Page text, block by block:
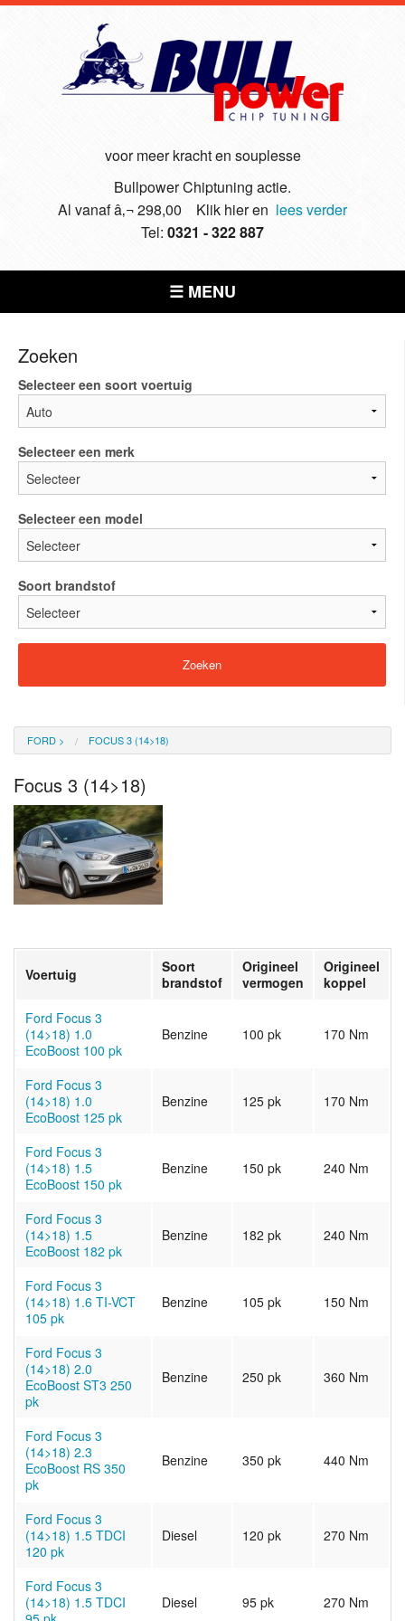
voor meer kracht en souplesse
Bullpower Chiptuning actie.
Al vanaf â‚¬ 298,00 Klik hier en lees verder
Tel: 0321 - 322 887
☰ MENU
Zoeken
Selecteer een soort voertuig
Selecteer een merk
Selecteer een model
Soort brandstof
FORD > FOCUS 3 (14>18)
Focus 3 (14>18)
Voertuig
Soort
brandstof
Origineel
vermogen
Origineel
koppel
Ford Focus 3
(14>18) 1.0
EcoBoost 100 pk
Benzine 100 pk 170 Nm
Ford Focus 3
(14>18) 1.0
EcoBoost 125 pk
Benzine 125 pk 170 Nm
Ford Focus 3
(14>18) 1.5
EcoBoost 150 pk
Benzine 150 pk 240 Nm
Ford Focus 3
(14>18) 1.5
EcoBoost 182 pk
Benzine 182 pk 240 Nm
Ford Focus 3
(14>18) 1.6 TI-VCT
105 pk
Benzine 105 pk 150 Nm
Ford Focus 3
(14>18) 2.0
EcoBoost ST3 250
pk
Benzine 250 pk 360 Nm
Ford Focus 3
(14>18) 2.3
EcoBoost RS 350
pk
Benzine 350 pk 440 Nm
Ford Focus 3
(14>18) 1.5 TDCI
120 pk
Diesel 120 pk 270 Nm
Ford Focus 3
(14>18) 1.5 TDCI
Diesel 95 pk 270 Nm